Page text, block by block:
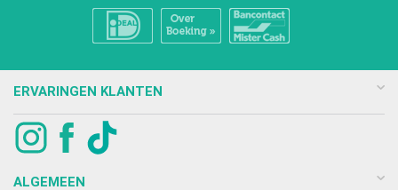
ERVARINGEN KLANTEN
ALGEMEEN